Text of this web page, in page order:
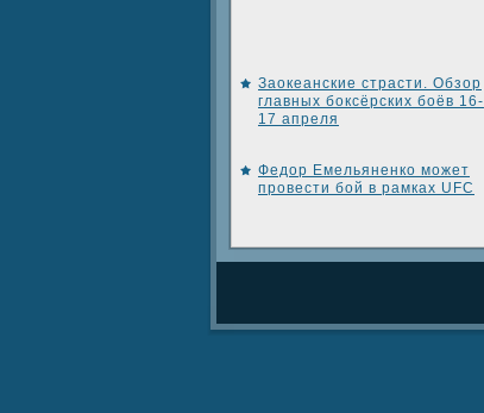
Заокеанские страсти. Обзор
главных боксёрских боёв 16-
17 апреля
Федор Емельяненко может
провести бой в рамках UFC